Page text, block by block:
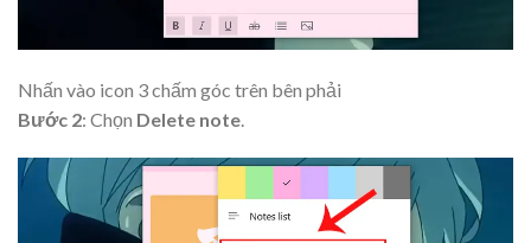
Nhấn vào icon 3 chấm góc trên bên phải
Bước 2: Chọn Delete note